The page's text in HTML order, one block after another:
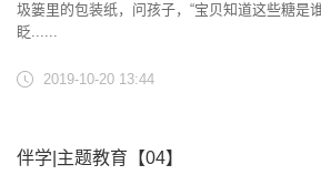
圾篓里的包装纸，问孩子，“宝贝知道这些糖是
眨......
2019-10-20 13:44
伴学|主题教育【04】